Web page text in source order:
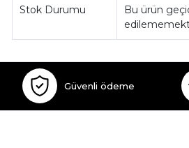
Stok Durumu
Bu ürün
Güvenli ödeme